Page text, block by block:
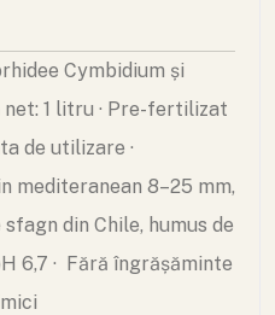
Cymbidium și
net: 1 litru · Pre-fertilizat
de utilizare ·
mediteranean 8–25 mm,
din Chile, humus de
6,7 · Fără îngrășăminte